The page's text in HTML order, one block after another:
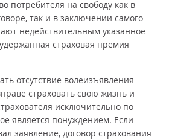
потребителя на свободу как в
так и в заключении самого
недействительным указанное
страховая премия
отсутствие волеизъявления
страховать свою жизнь и
исключительно по
является понуждением. Если
заявление, договор страхования